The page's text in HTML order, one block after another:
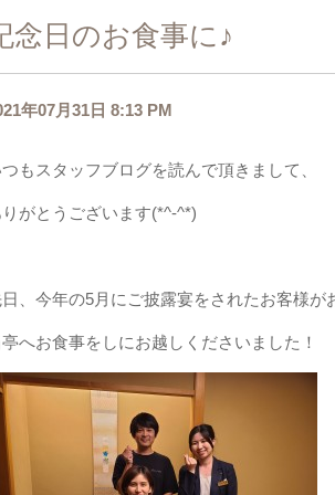
念日のお食事に♪
年07月31日 8:13 PM
もスタッフブログを読んで頂きまして、
りがとうございます(*^-^*)
、今年の5月にご披露宴をされたお客様が
へお食事をしにお越しくださいました！